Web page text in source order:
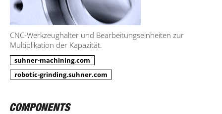
CNC-Werkzeughalter und Bearbeitungseinheiten zur
Multiplikation der Kapazität.
suhner-machining.com
robotic-grinding.suhner.com